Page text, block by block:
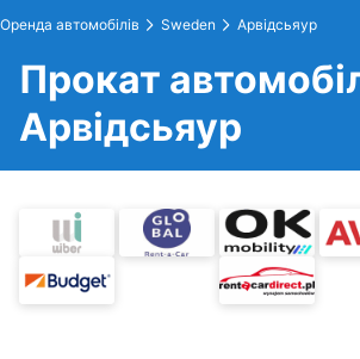
Оренда автомобілів Sweden Арвідсьяур
Прокат
Арвідсьяур